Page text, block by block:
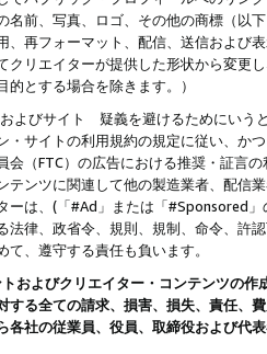
名前、写真、ロゴ、その他の商標（以
、再フォーマット、配信、送信および
クリエイターが提供した形状から変更
とする場合を除きます。）
よびサイト 疑義を避けるためにいう
・サイトの利用規約の規定に従い、か
会（FTC）の広告における推奨・証言
テンツに関連して他の製造業者、配信
ーは、(「#Ad」または「#Sponsored
法律、政省令、規則、規制、命令、許
、遵守する責任も負います。
およびクリエイター・コンテンツの
する全ての請求、損害、損失、責任、
各社の従業員、役員、取締役および代